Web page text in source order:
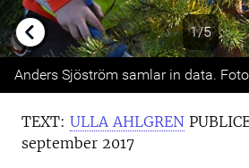
1/5
Previous
Anders Sjöström samlar in data.
TEXT: ULLA AHLGREN
september 2017